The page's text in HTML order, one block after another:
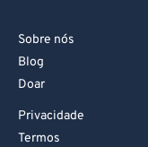
Sobre nós
Blog
Doar
Privacidade
Termos